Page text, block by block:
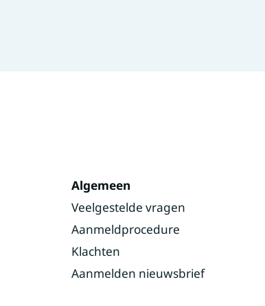
Algemeen
Veelgestelde vragen
Aanmeldprocedure
Klachten
Aanmelden nieuwsbrief